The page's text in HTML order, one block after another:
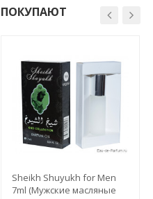
Sheikh Shuyukh for Men
7ml (Мужские масляные